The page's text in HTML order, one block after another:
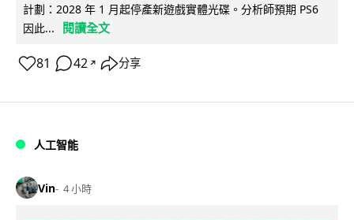
計劃：2028 年 1 月起停產新遊戲實體光碟。分析師預期 PS6
因此...
閱讀全文
81 42 ↗ 分享
人工智能
Vin 4 小時